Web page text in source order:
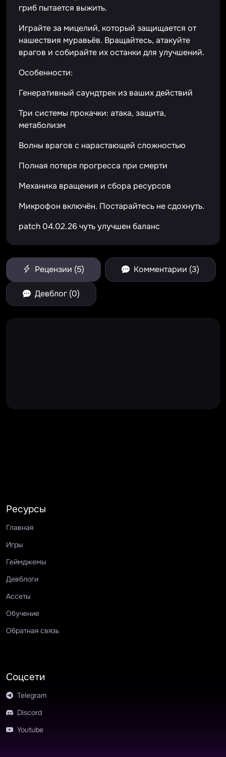
гриб пытается выжить.
Играйте за мицелий, который защищается от
нашествия муравьёв. Вращайтесь, атакуйте
врагов и собирайте их останки для улучшений.
Особенности:
Генеративный саундтрек из ваших действий
Три системы прокачки: атака, защита,
метаболизм
Волны врагов с нарастающей сложностью
Полная потеря прогресса при смерти
Механика вращения и сбора ресурсов
Микрофон включён. Постарайтесь не сдохнуть.
patch 04.02.26 чуть улучшен баланс
Рецензии (5) Комментарии (3)
Девблог (0)
Ресурсы
Главная
Игры
Геймджемы
Девблоги
Ассеты
Обучение
Обратная связь
Соцсети
Telegram
Discord
Youtube